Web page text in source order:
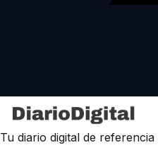
Tu diario digital de referencia